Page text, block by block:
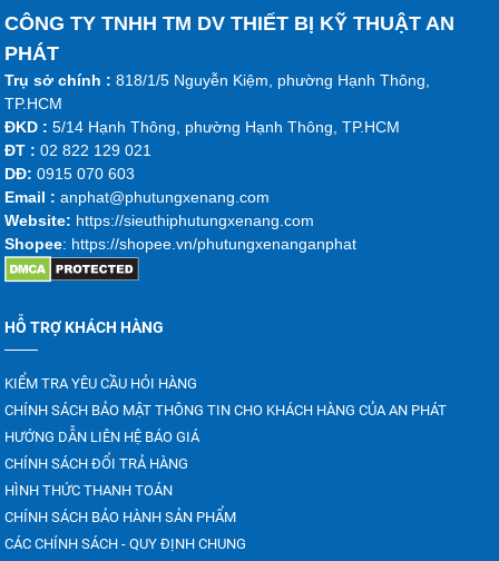
CÔNG TY TNHH TM DV THIẾT BỊ KỸ THUẬT AN
PHÁT
Trụ sở chính : 818/1/5 Nguyễn Kiệm, phường Hạnh Thông,
TP.HCM
ĐKD :5/14 Hạnh Thông, phường Hạnh Thông, TP.HCM
ĐT : 02 822 129 021
DĐ:0915 070 603
Email :anphat@phutungxenang.com
Website: https://sieuthiphutungxenang.com
Shopee: https://shopee.vn/phutungxenanganphat
HỖ TRỢ KHÁCH HÀNG
KIỂM TRA YÊU CẦU HỎI HÀNG
CHÍNH SÁCH BẢO MẬT THÔNG TIN CHO KHÁCH HÀNG CỦA AN PHÁT
HƯỚNG DẪN LIÊN HỆ BÁO GIÁ
CHÍNH SÁCH ĐỔI TRẢ HÀNG
HÌNH THỨC THANH TOÁN
CHÍNH SÁCH BẢO HÀNH SẢN PHẨM
CÁC CHÍNH SÁCH - QUY ĐỊNH CHUNG